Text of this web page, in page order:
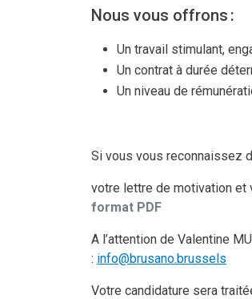
Nous vous offrons :
Un travail stimulant,
Un contrat à durée
Un niveau de
Si vous vous reconnaissez
votre lettre de motivation et
format PDF
A l’attention de Valentine
: info@brusano.brussels
Votre candidature sera